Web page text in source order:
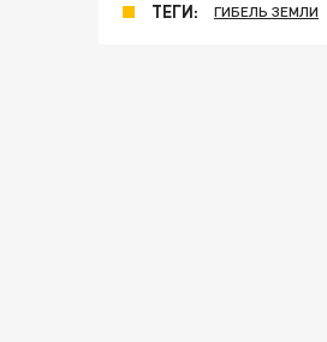
ТЕГИ: ГИБЕЛЬ ЗЕМЛИ